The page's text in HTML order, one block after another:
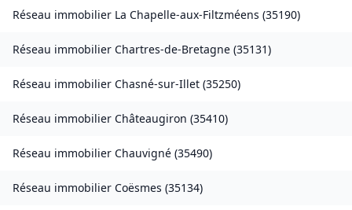
Réseau immobilier La Chapelle-aux-Filtzméens (35190)
Réseau immobilier Chartres-de-Bretagne (35131)
Réseau immobilier Chasné-sur-Illet (35250)
Réseau immobilier Châteaugiron (35410)
Réseau immobilier Chauvigné (35490)
Réseau immobilier Coësmes (35134)